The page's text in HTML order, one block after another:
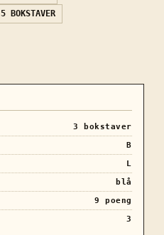
5 BOKSTAVER
3
bokstaver
B
L
blå
9
poeng
3